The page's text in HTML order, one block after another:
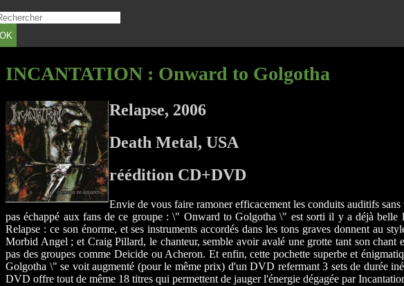
OK
INCANTATION : Onward to Golgotha
Relapse, 2006
Death Metal, USA
réédition CD+DVD
Envie de vous faire ramoner efficacement les conduits auditifs
pas échappé aux fans de ce groupe : \" Onward to Golgotha \" est sorti il y a déjà
Relapse : ce son énorme, et ses instruments accordés dans les tons graves donnent au
Morbid Angel ; et Craig Pillard, le chanteur, semble avoir avalé une grotte tant son chant
pas des groupes comme Deicide ou Acheron. Et enfin, cette pochette superbe et
Golgotha \" se voit augmenté (pour le même prix) d'un DVD refermant 3 sets de durée
DVD offre tout de même 18 titres qui permettent de jauger l'énergie dégagée par